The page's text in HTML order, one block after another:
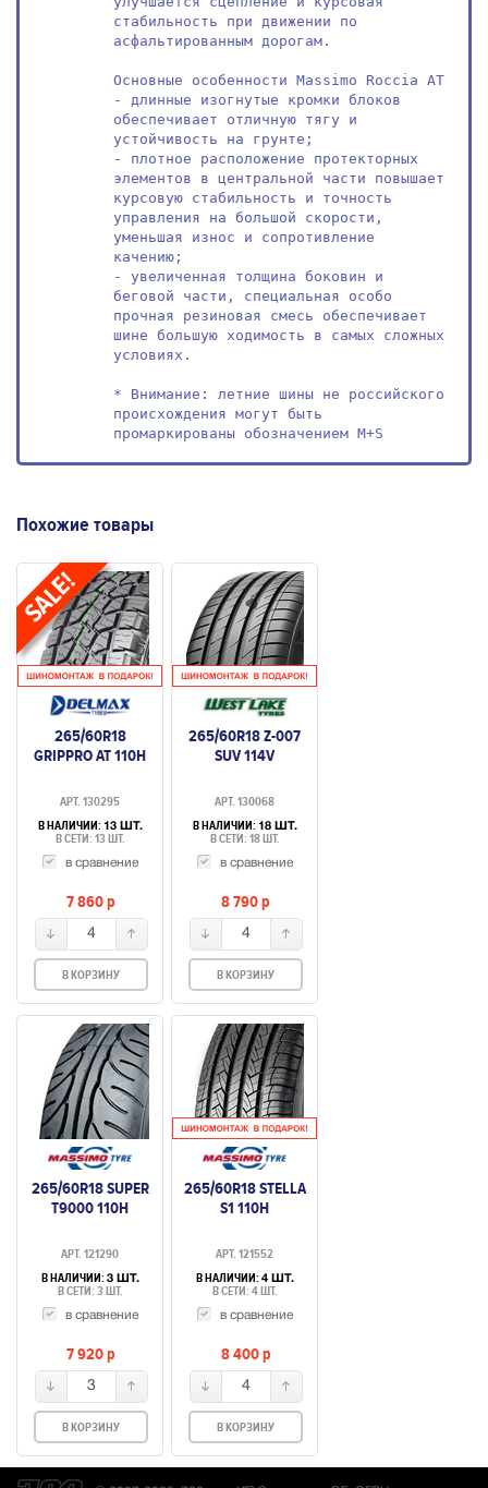
стабильность при движении по
асфальтированным дорогам.
Основные особенности Massimo Roccia AT
- длинные изогнутые кромки блоков
обеспечивает отличную тягу и
устойчивость на грунте;
- плотное расположение протекторных
элементов в центральной части повышает
курсовую стабильность и точность
управления на большой скорости,
уменьшая износ и сопротивление
качению;
- увеличенная толщина боковин и
беговой части, специальная особо
прочная резиновая смесь обеспечивает
шине большую ходимость в самых сложных
условиях.
* Внимание: летние шины не российского
происхождения могут быть
промаркированы обозначением M+S
Похожие товары
265/60R18
GRIPPRO AT 110H
АРТ. 130295
В НАЛИЧИИ: 13 ШТ.
В СЕТИ: 13 ШТ.
в сравнение
7 860p
4
В КОРЗИНУ
265/60R18 Z-007
SUV 114V
АРТ. 130068
В НАЛИЧИИ: 18 ШТ.
В СЕТИ: 18 ШТ.
в сравнение
8 790p
4
В КОРЗИНУ
265/60R18 SUPER
T9000 110H
АРТ. 121290
В НАЛИЧИИ: 3 ШТ.
В СЕТИ: 3 ШТ.
в сравнение
7 920p
3
В КОРЗИНУ
265/60R18 STELLA
S1 110H
АРТ. 121552
В НАЛИЧИИ: 4 ШТ.
В СЕТИ: 4 ШТ.
в сравнение
8 400p
4
В КОРЗИНУ